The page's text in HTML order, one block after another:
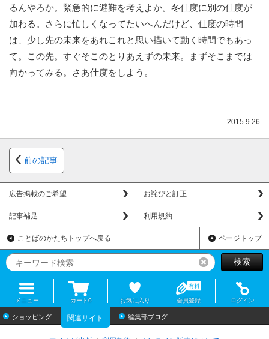
るんやろか。緊急的に避難を考えよか。冬仕度に別の仕度が
加わる。さらに忙しくなってたいへんだけど、仕度の時間
は、少し先の未来をあれこれと思い描いて動く時間でもあっ
て。この先。すぐそこのとりあえずの未来。まずそこまでは
向かってみる。さあ仕度をしよう。
2015.9.26
前の記事
広告掲載のご希望 お詫びと訂正
記事補足 利用規約
ことばのかたちトップへ戻る ページトップ
リセット検索
メニュー カート0 お気に入り 会員登録 ログイン
ショッピング 関連サイト 編集部ブログ